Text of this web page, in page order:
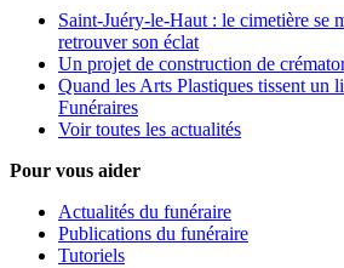
Saint-Juéry-le-Haut : le cimetière se
retrouver son éclat
Un projet de construction de
Quand les Arts Plastiques tissent un
Funéraires
Voir toutes les actualités
Pour vous aider
Actualités du funéraire
Publications du funéraire
Tutoriels